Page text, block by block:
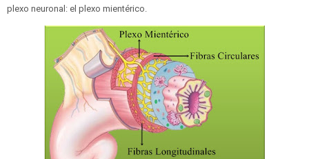
plexo neuronal: el plexo mientérico.